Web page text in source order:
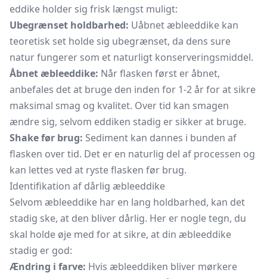
eddike holder sig frisk længst muligt:
Ubegrænset holdbarhed: Uåbnet æbleeddike kan
teoretisk set holde sig ubegrænset, da dens sure
natur fungerer som et naturligt konserveringsmiddel.
Åbnet æbleeddike: Når flasken først er åbnet,
anbefales det at bruge den inden for 1-2 år for at sikre
maksimal smag og kvalitet. Over tid kan smagen
ændre sig, selvom eddiken stadig er sikker at bruge.
Shake før brug: Sediment kan dannes i bunden af
flasken over tid. Det er en naturlig del af processen og
kan lettes ved at ryste flasken før brug.
Identifikation af dårlig æbleeddike
Selvom æbleeddike har en lang holdbarhed, kan det
stadig ske, at den bliver dårlig. Her er nogle tegn, du
skal holde øje med for at sikre, at din æbleeddike
stadig er god:
Ændring i farve: Hvis æbleeddiken bliver mørkere